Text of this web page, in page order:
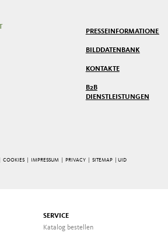
PRESSEINFORMATIONEN
BILDDATENBANK
KONTAKTE
B2B
DIENSTLEISTUNGEN
COOKIES IMPRESSUM PRIVACY |SITEMAP
| UID
SERVICE
Katalog bestellen